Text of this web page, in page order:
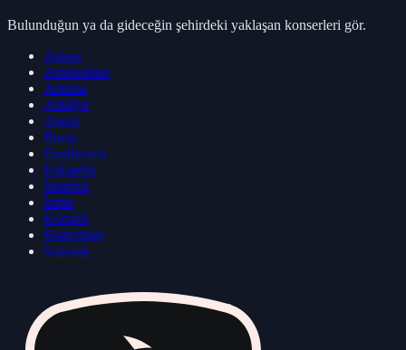
Bulunduğun ya da gideceğin şehirdeki yaklaşan konserleri gör.
Adana
Amsterdam
Ankara
Antalya
Antep
Bursa
Eindhoven
Eskişehir
İstanbul
İzmir
Kocaeli
Rotterdam
Samsun